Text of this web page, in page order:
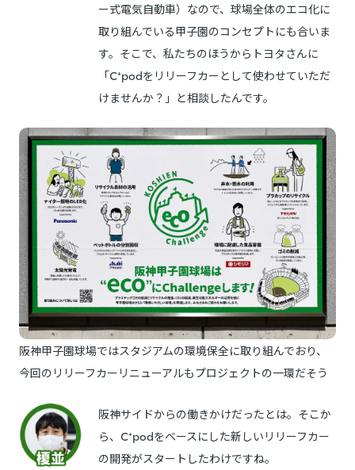
ー式電気自動車）なので、球場全体のエコ化に
取り組んでいる甲子園のコンセプトにも合いま
す。そこで、私たちのほうからトヨタさんに
「C⁺podをリリーフカーとして使わせていただ
けませんか？」と相談したんです。
阪神甲子園球場ではスタジアムの環境保全に取り組んでおり、
今回のリリーフカーリニューアルもプロジェクトの一環だそう
阪神サイドからの働きかけだったとは。そこか
ら、C⁺podをベースにした新しいリリーフカー
の開発がスタートしたわけですね。